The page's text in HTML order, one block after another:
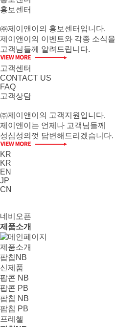
홍보센터
㈜제이앤이의 홍보센터입니다.
제이앤이의 이벤트와 각종 소식을
고객님들께 알려드립니다.
고객센터
CONTACT US
FAQ
고객상담
㈜제이앤이의 고객지원입니다.
제이앤이는 언제나 고객님들께
성심성의껏 답변해드리겠습니다.
KR
KR
EN
JP
CN
네비오픈
제품소개
제품소개
팝칩NB
신제품
팝콘 NB
팝콘 PB
팝칩 NB
팝칩 PB
프레첼